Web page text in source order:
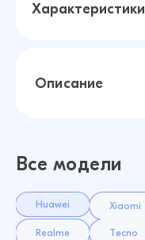
Характеристики
Описание
Все модели
Huawei Xiaomi
Realme Tecno